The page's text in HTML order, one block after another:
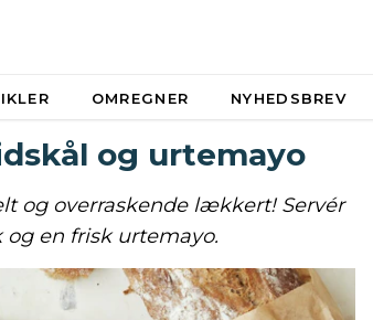
OMREGNER NYHEDSBREV
og urtemayo
og overraskende lækkert! Servér
en frisk urtemayo.